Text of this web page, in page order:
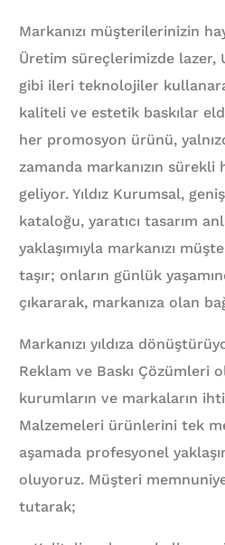
Markanızı müşterilerinizin
Üretim süreçlerimizde lazer,
gibi ileri teknolojiler
kaliteli ve estetik baskılar
her promosyon ürünü,
zamanda markanızın sürekli
geliyor. Yıldız Kurumsal,
kataloğu, yaratıcı tasarım
yaklaşımıyla markanızı
taşır; onların günlük
çıkararak, markanıza olan
Markanızı yıldıza
Reklam ve Baskı Çözümleri
kurumların ve markaların
Malzemeleri ürünlerini tek
aşamada profesyonel
oluyoruz. Müşteri
tutarak;